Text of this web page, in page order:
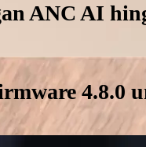
ANC AI
4.8.0